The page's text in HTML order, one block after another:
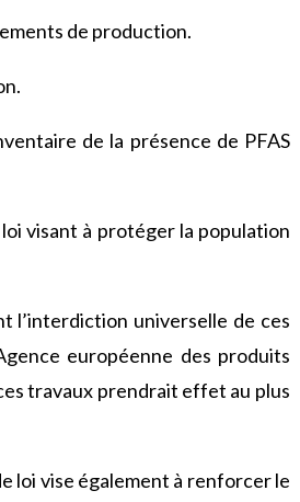
de production.
de la présence de PFAS
visant à protéger la population
l’interdiction universelle de ces
européenne des produits
travaux prendrait effet au plus
loi vise également à renforcer le